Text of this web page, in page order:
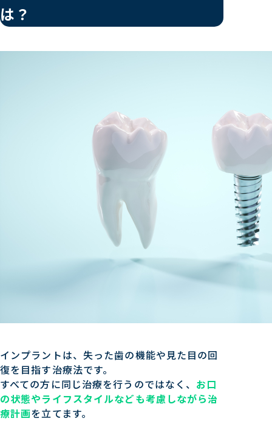
は？
インプラントは、失った歯の機能や見た目の回
復を目指す治療法です。
すべての方に同じ治療を行うのではなく、 お口
の状態やライフスタイルなども考慮しながら治
療計画を立てます。